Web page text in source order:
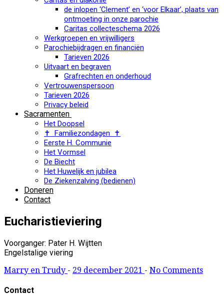
de inlopen ‘Clement’ en ‘voor Elkaar’, plaats van
ontmoeting in onze parochie
Caritas collecteschema 2026
Werkgroepen en vrijwilligers
Parochiebijdragen en financiën
Tarieven 2026
Uitvaart en begraven
Grafrechten en onderhoud
Vertrouwenspersoon
Tarieven 2026
Privacy beleid
Sacramenten
Het Doopsel
✝ Familiezondagen ✝
Eerste H. Communie
Het Vormsel
De Biecht
Het Huwelijk en jubilea
De Ziekenzalving (bedienen)
Doneren
Contact
Eucharistieviering
Voorganger: Pater H. Wijtten
Engelstalige viering
Marry en Trudy - 29 december 2021 - No Comments
Contact